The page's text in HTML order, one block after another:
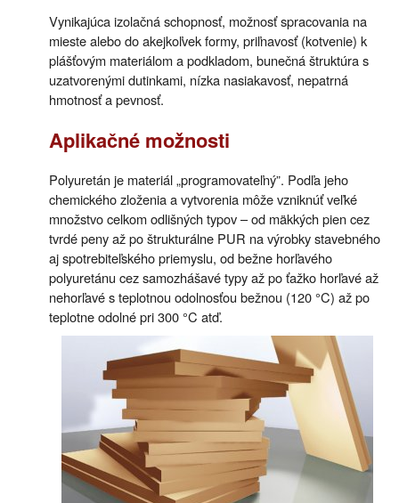
Vynikajúca izolačná schopnosť, možnosť spracovania na
mieste alebo do akejkoľvek formy, priľnavosť (kotvenie) k
plášťovým materiálom a podkladom, bunečná štruktúra s
uzatvorenými dutinkami, nízka nasiakavosť, nepatrná
hmotnosť a pevnosť.
Aplikačné možnosti
Polyuretán je materiál „programovateľný”. Podľa jeho
chemického zloženia a vytvorenia môže vzniknúť veľké
množstvo celkom odlišných typov – od mäkkých pien cez
tvrdé peny až po štrukturálne PUR na výrobky stavebného
aj spotrebiteľského priemyslu, od bežne horľavého
polyuretánu cez samozhášavé typy až po ťažko horľavé až
nehorľavé s teplotnou odolnosťou bežnou (120 °C) až po
teplotne odolné pri 300 °C atď.